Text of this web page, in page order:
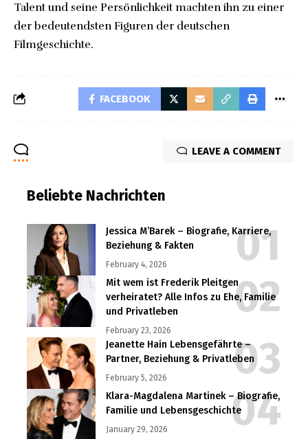
Talent und seine Persönlichkeit machten ihn zu einer
der bedeutendsten Figuren der deutschen
Filmgeschichte.
FACEBOOK
LEAVE A COMMENT
Beliebte Nachrichten
Jessica M’Barek – Biografie, Karriere,
Beziehung & Fakten
February 4, 2026
Mit wem ist Frederik Pleitgen
verheiratet? Alle Infos zu Ehe, Familie
und Privatleben
February 23, 2026
Jeanette Hain Lebensgefährte –
Partner, Beziehung & Privatleben
February 5, 2026
Klara-Magdalena Martinek – Biografie,
Familie und Lebensgeschichte
January 29, 2026